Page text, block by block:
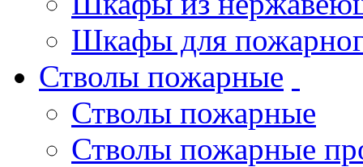
Шкафы для
Стволы пожарные
Стволы пожарные
Стволы пожарные